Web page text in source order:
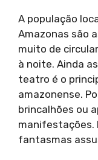
A população
Amazonas são
muito de
à noite. Ainda
teatro é o
amazonense.
brincalhões ou
manifestações.
fantasmas